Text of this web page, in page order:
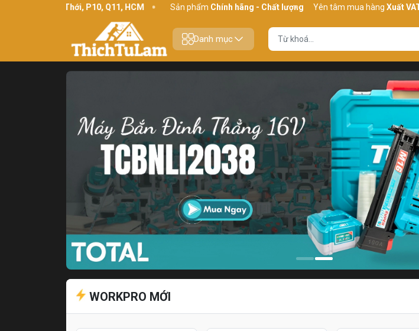
Bình Thới, P10, Q11, HCM Sản phẩmChính hãng - Chất lượng Yên tâm mua hàngXuất VAT đầy đủ
Danh mục
WORKPRO MỚI